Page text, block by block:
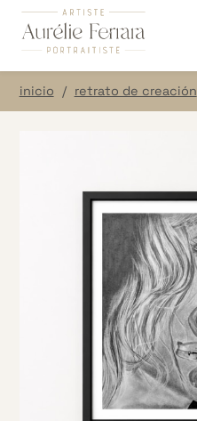
inicio retrato de creación